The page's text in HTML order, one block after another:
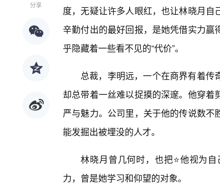
分享
度，无疑让许多人眼红，也让林晓月
辛勤付出的最好回报，是她凭借实力
乎隐藏着一些看不见的“代价”。
总裁，李明远，一个在商界有着
却总带着一丝难以捉摸的深邃。他穿
严与魅力。公司里，关于他的传说数
能发掘出被埋没的人才。
林晓月曾几何时，也把⭐他视为
力，曾是她学习和仰望的对象。